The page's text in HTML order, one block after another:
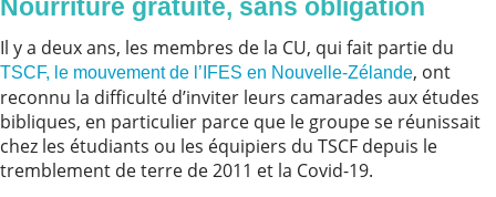
Nourriture gratuite, sans obligation
Il y a deux ans, les membres de la CU, qui fait partie du
TSCF, le mouvement de l’IFES en Nouvelle-Zélande, ont
reconnu la difficulté d’inviter leurs camarades aux études
bibliques, en particulier parce que le groupe se réunissait
chez les étudiants ou les équipiers du TSCF depuis le
tremblement de terre de 2011 et la Covid-19.